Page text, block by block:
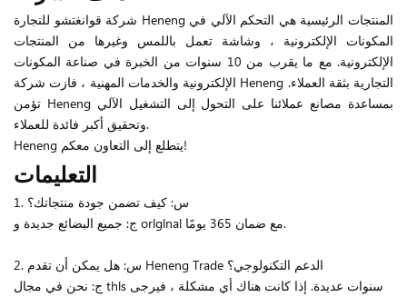
شركة قوانغتشو للتجارة Heneng المنتجات الرئيسية هي التحكم الآلي في
المكونات الإلكترونية ، وشاشة تعمل باللمس وغيرها من المنتجات
الإلكترونية. مع ما يقرب من 10 سنوات من الخبرة في صناعة المكونات
الإلكترونية والخدمات المهنية ، فازت شركة Heneng التجارية بثقة العملاء.
تؤمن Heneng بمساعدة مصانع عملائنا على التحول إلى التشغيل الآلي
وتحقيق أكبر فائدة للعملاء.
Heneng يتطلع إلى التعاون معكم!
التعليمات
1. س: كيف تضمن جودة منتجاتك؟
ج: جميع البضائع جديدة و orlglnal مع ضمان 365 يومًا.
2. س: هل يمكن أن تقدم Heneng Trade الدعم التكنولوجي؟
ج: نحن في مجال thls سنوات عديدة. إذا كانت هناك أي مشكلة ، فيرجى